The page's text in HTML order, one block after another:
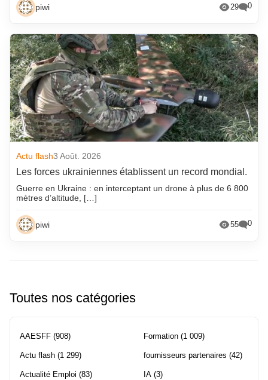
piwi 29 0
Actu flash3 Août. 2026
Les forces ukrainiennes établissent un record mondial.
Guerre en Ukraine : en interceptant un drone à plus de 6 800
mètres d’altitude, […]
piwi 55 0
Toutes nos catégories
AAESFF (908)
Actu flash (1 299)
Actualité Emploi (83)
Formation (1 009)
fournisseurs partenaires (42)
IA (3)